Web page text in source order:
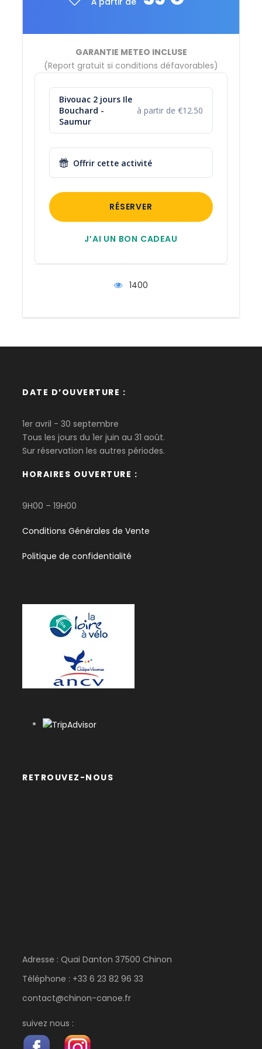
GARANTIE METEO INCLUSE
(Report gratuit si conditions défavorables)
Bivouac 2 jours Ile
Bouchard -
Saumur
à partir de €12.50
Offrir cette activité
RÉSERVER
J’AI UN BON CADEAU
1400
68€ / par personne
En kayak monoplace
Ce qui est inclus
Location du canoë
1 bidon étanche
Navette
Fiche parcours
Ce qu'il faut apporter
Itinéraire
JOUR 1 Ile Bouchard - Rassay
17 km – Environ 3 heures de navigation
Carte du parcours
Photos
DATE D’OUVERTURE :
1er avril - 30 septembre
Tous les jours du 1er juin au 31 août.
Sur réservation les autres périodes.
HORAIRES OUVERTURE :
9H00 – 19H00
Conditions Générales de Vente
Politique de confidentialité
RETROUVEZ-NOUS
Adresse : Quai Danton 37500 Chinon
Téléphone : +33 6 23 82 96 33
contact@chinon-canoe.fr
suivez nous :